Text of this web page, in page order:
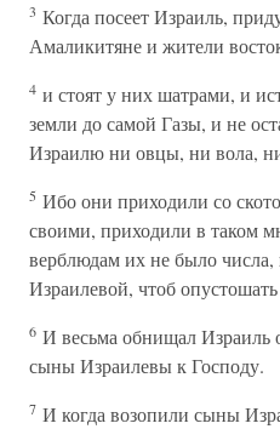
3 Когда посеет Израиль,
Амаликитяне и жители
4 и стоят у них шатрами, и
земли до самой Газы, и не
Израилю ни овцы, ни вола,
5 Ибо они приходили со
своими, приходили в таком
верблюдам их не было числа,
Израилевой, чтоб опустошать
6 И весьма обнищал Израиль
сыны Израилевы к Господу.
7 И когда возопили сыны